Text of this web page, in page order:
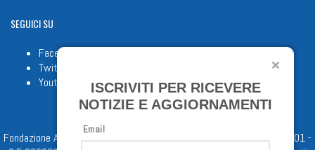
SEGUICISU
Facebook
Twitter
Youtube
Fondazione Apostolicam Actuositatem ETS © 2023 - P.I. 05398481001 -
ISCRIVITI PER RICEVERE
NOTIZIE E AGGIORNAMENTI
Email